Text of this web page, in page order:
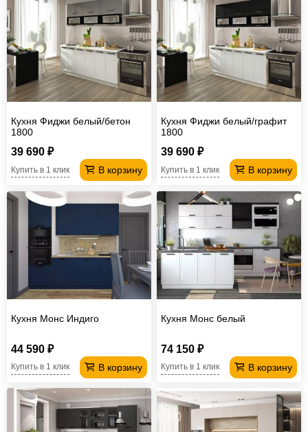
Кухня Фиджи белый/бетон
1800
39 690 ₽
В корзину
Купить в 1 клик
Кухня Фиджи белый/графит
1800
39 690 ₽
В корзину
Купить в 1 клик
Кухня Монс Индиго
44 590 ₽
В корзину
Купить в 1 клик
Кухня Монс белый
74 150 ₽
В корзину
Купить в 1 клик